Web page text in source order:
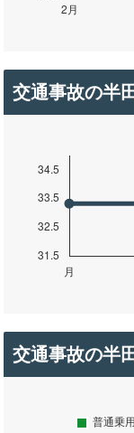
交通事故の半
交通事故の半